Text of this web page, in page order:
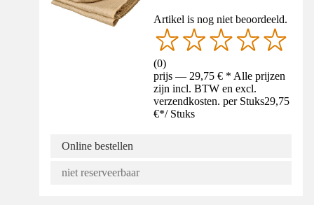
Artikel is nog niet beoordeeld.
(0)
prijs — 29,75 € * Alle prijzen
zijn incl. BTW en excl.
verzendkosten. per Stuks29,75
€*/ Stuks
Online bestellen
niet reserveerbaar